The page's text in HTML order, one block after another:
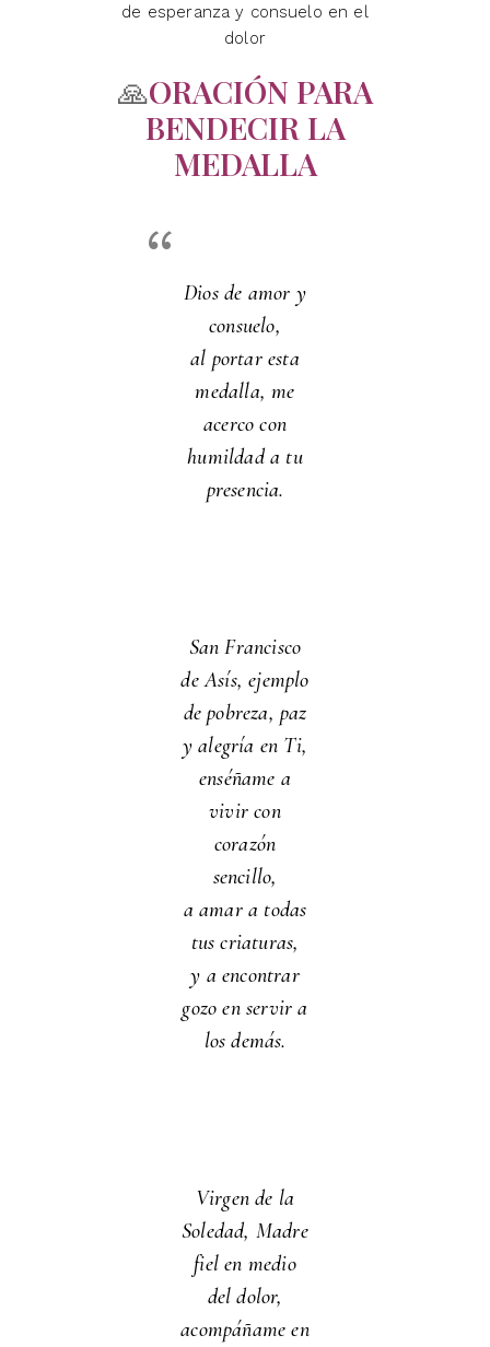
de esperanza y consuelo en el
dolor
🙏ORACIÓN PARA
BENDECIR LA
MEDALLA
Dios de amor y
consuelo,
al portar esta
medalla, me
acerco con
humildad a tu
presencia.
San Francisco
de Asís, ejemplo
de pobreza, paz
y alegría en Ti,
enséñame a
vivir con
corazón
sencillo,
a amar a todas
tus criaturas,
y a encontrar
gozo en servir a
los demás.
Virgen de la
Soledad, Madre
fiel en medio
del dolor,
acompáñame en